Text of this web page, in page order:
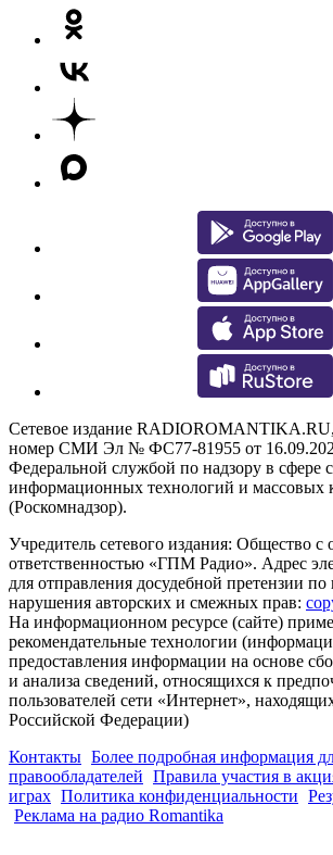
Сетевое издание
номер СМИ Эл № ФС77-81955 от
Федеральной службой по надзору в сфере
информационных технологий и массовых
(Роскомнадзор).
Учредитель сетевого издания: Общество с
ответственностью «ГПМ Радио». Адрес
для отправления досудебной претензии по
нарушения авторских и смежных прав:
На информационном ресурсе (сайте)
рекомендательные технологии
предоставления информации на основе
и анализа сведений, относящихся к
пользователей сети «Интернет»,
Российской Федерации)
Контакты Более подробная информация
правообладателей Правила участия в
играх Политика конфиденциальности
Реклама на радио Romantika